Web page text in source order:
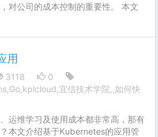
对公司的成本控制的重要性。 本文
用
3118
0
宜信技术学院,,如何快
运维学习及使用成本都非常高，那有
本文介绍基于Kubernetes的应用管